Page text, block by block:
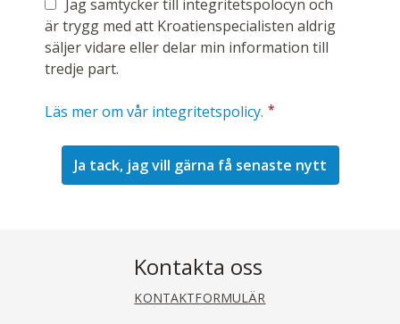
Jag samtycker till integritetspolocyn och
är trygg med att Kroatienspecialisten aldrig
säljer vidare eller delar min information till
tredje part.
Läs mer om vår integritetspolicy. *
Kontakta oss
KONTAKTFORMULÄR